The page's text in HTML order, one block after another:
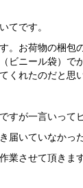
てです。
。お荷物の梱包
ビニール袋）で
くれたのだと思
すが一言いって
届いていなかっ
業させて頂きま